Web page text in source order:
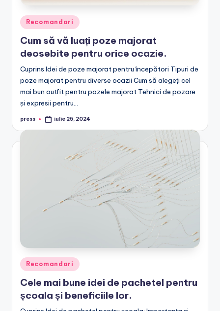
Posted
in
Recomandari
Cum să vă luați poze majorat
deosebite pentru orice ocazie.
Cuprins Idei de poze majorat pentru începători Tipuri de
poze majorat pentru diverse ocazii Cum să alegeți cel
mai bun outfit pentru pozele majorat Tehnici de pozare
și expresii pentru…
Posted
press iulie 25, 2024
Posted
in
Recomandari
Cele mai bune idei de pachetel pentru
școala și beneficiile lor.